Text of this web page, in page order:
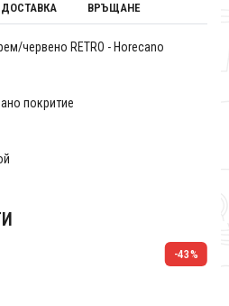
ДОСТАВКА ВРЪЩАНЕ
червено RETRO - Horecano
покритие
-43%